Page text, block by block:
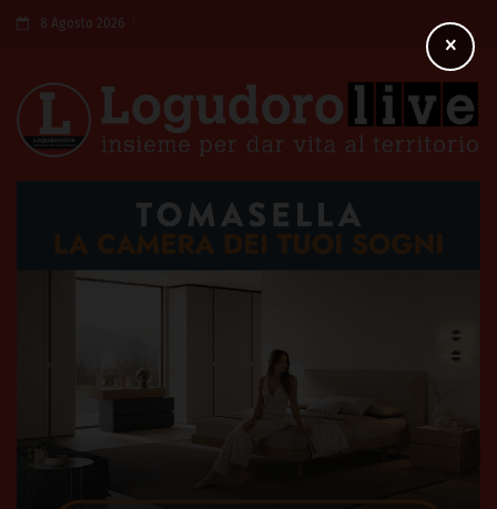
8 Agosto 2026
×